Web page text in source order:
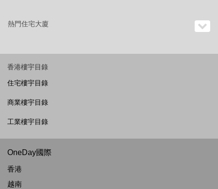
熱門住宅大廈
香港樓宇目錄
住宅樓宇目錄
商業樓宇目錄
工業樓宇目錄
OneDay國際
香港
越南